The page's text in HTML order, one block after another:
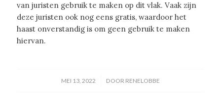
van juristen gebruik te maken op dit vlak. Vaak zijn
deze juristen ook nog eens gratis, waardoor het
haast onverstandig is om geen gebruik te maken
hiervan.
MEI 13, 2022
/ DOOR RENELOBBE